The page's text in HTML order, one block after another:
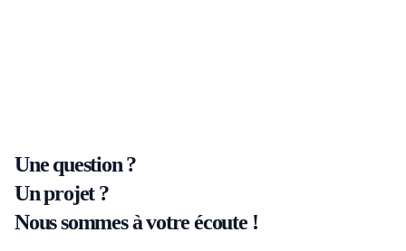
Une question ?
Un projet ?
Nous sommes à votre écoute !